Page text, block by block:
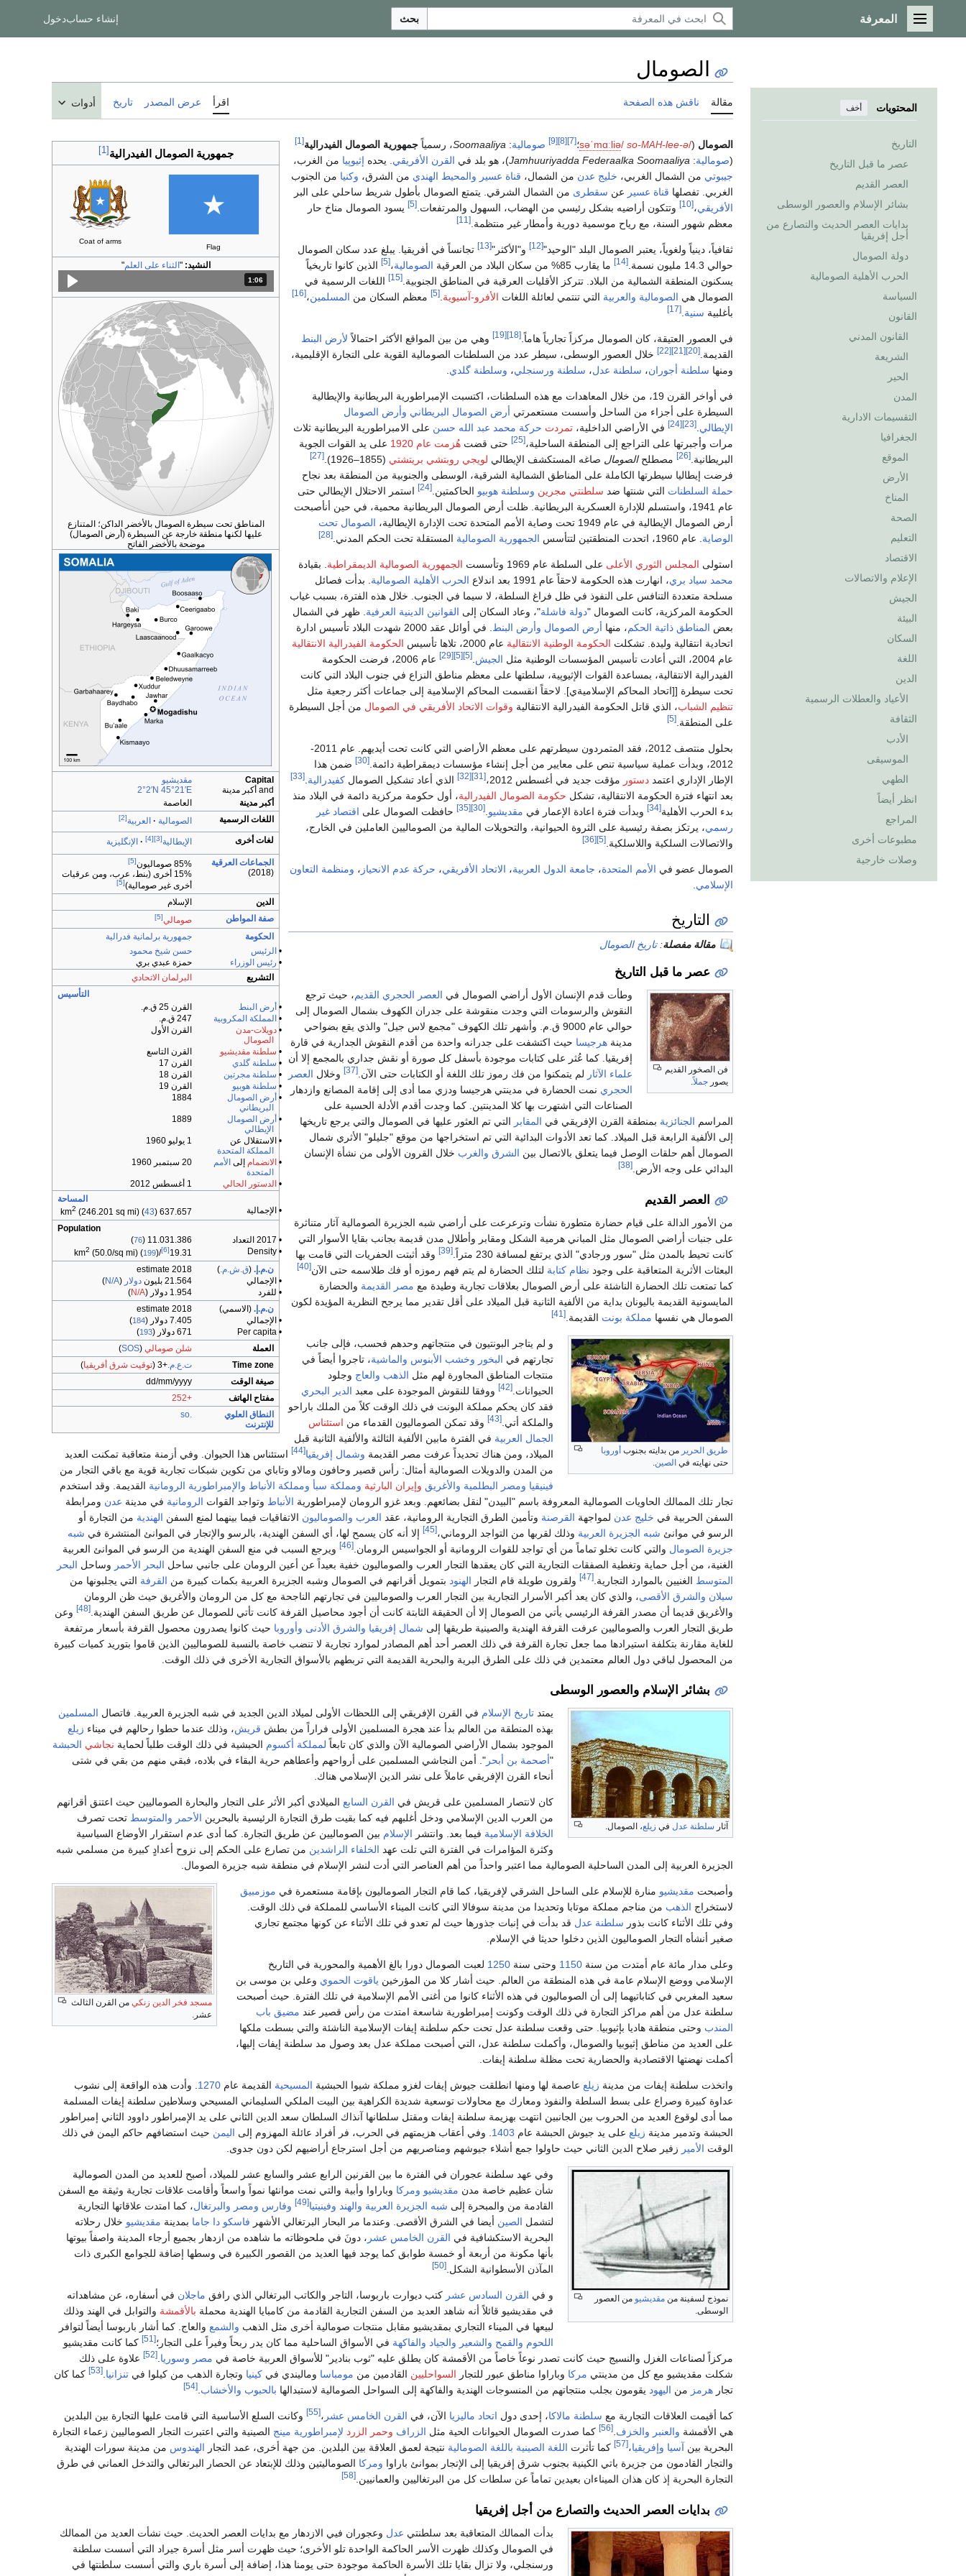
القائمة الرئيسية
المعرفة بحث إنشاء حسابدخول
المحتويات أخف
التاريخ
عصر ما قبل التاريخ
العصر القديم
بشائر الإسلام والعصور الوسطى
بدايات العصر الحديث والتصارع من
أجل إفريقيا
دولة الصومال
الحرب الأهلية الصومالية
السياسة
القانون
القانون المدني
الشريعة
الحير
المدن
التقسيمات الادارية
الجغرافيا
الموقع
الأرض
المناخ
الصحة
التعليم
الاقتصاد
الإعلام والاتصالات
الجيش
البيئة
السكان
اللغة
الدين
الأعياد والعطلات الرسمية
الثقافة
الأدب
الموسيقى
الطهي
انظر أيضاً
المراجع
مطبوعات أخرى
وصلات خارجية
الصومال
مقالة ناقش هذه الصفحة اقرأ عرض المصدر تاريخ أدوات
جمهورية الصومال الفيدرالية [1]
Flag
Coat of arms
النشيد: " الثناء على العلم"
المدة: دقائق و 6 ثواني.
1:06
المناطق تحت سيطرة الصومال بالأخضر الداكن؛ المتنازع
عليها لكنها منطقة خارجة عن السيطرة (أرض الصومال)
موضحة بالأخضر الفاتح
Capital
and أكبر مدينة
مقديشيو
2°2′N 45°21′E
أكبر مدينة
العاصمة
اللغات الرسمية
الصومالية العربية[2]
لغات أخرى الإيطالية[3]
[4] الإنگليزية
الجماعات العرقية
(2018)
85% صوماليون [5]
15% أخرى (بنط، عرب، ومن عرقيات
أخرى غير صومالية)[5]
الدين
الإسلام
صفة المواطن
صومالي[5]
الحكومة جمهورية برلمانية فدرالية
• الرئيس
حسن شيخ محمود
• رئيس الوزراء
حمزة عبدي بري
التشريع
البرلمان الاتحادي
التأسيس
• أرض البنط
القرن 25 ق.م.
• المملكة المكروبية
247 ق.م.
•دويلات-مدن
الصومال
القرن الأول
• سلطنة مقديشيو
القرن التاسع
• سلطنة گلدي
القرن 17
• سلطنة مجرتين
القرن 18
• سلطنة هوبيو
القرن 19
• أرض الصومال
البريطاني
1884
• أرض الصومال
الإيطالي
1889
• الاستقلال عن
المملكة المتحدة
1 يوليو 1960
• الانضمام إلى الأمم
المتحدة
20 سبتمبر 1960
• الدستور الحالي
1 أغسطس 2012
المساحة
• الإجمالية
637.657 km
2 (246.201 sq mi) (43)
Population
• 2017 التعداد
11.031.386 (
76
)
• Density
19.31
[6]
/km
2 (50.0/sq mi) (199)
ن.م.إ. (ق.ش.م.)
2018 estimate
• الإجمالي
21.564 بليون دولار (
N/A
)
• للفرد
1.954 دولار ( N/A
)
ن.م.إ. (الاسمي)
2018 estimate
• الإجمالي
7.405 دولار ( 184
)
• Per capita
671 دولار ( 193
)
العملة
شلن صومالي (
SOS
)
Time zone
ت.ع.م.+3
(توقيت شرق أفريقيا)
صيغة الوقت
dd/mm/yyyy
مفتاح الهاتف
+252
النطاق العلوي
للإنترنت
.so
الصومال (
/
səˈmɑːliə/ so-MAH-lee-ə ؛[7]
[8]
[9] صومالية:
Soomaaliya، رسمياً جمهورية الصومال الفيدرالية[1]
(صومالية:
Jamhuuriyadda Federaalka Soomaaliya)، هو بلد في القرن الأفريقي . يحده إثيوپيا من الغرب،
جيبوتي من الشمال الغربي، خليج عدن من الشمال، قناة عسير والمحيط الهندي من الشرق، وكنيا من الجنوب
الغربي. تفصلها قناة عسير عن سقطرى من الشمال الشرقي. يتمتع الصومال بأطول شريط ساحلي على البر
الأفريقي،[10] وتتكون أراضيه بشكل رئيسي من الهضاب، السهول والمرتفعات. [5]
يسود الصومال مناخ حار
معظم شهور السنة، مع رياح موسمية دورية وأمطار غير منتظمة. [11]
ثقافياً، دينياً ولغوياً، يعتبر الصومال البلد "الوحيد"[12] و"الأكثر"[13]
تجانساً في أفريقيا. يبلغ عدد سكان الصومال
حوالي 14.3 مليون نسمة.
[14] ما يقارب 85% من سكان البلاد من العرقية الصومالية،[5]
الذين كانوا تاريخياً
يسكنون المنطقة الشمالية من البلاد. تتركز الأقليات العرقية في المناطق الجنوبية. [15]
اللغات الرسمية في
الصومال هي الصومالية والعربية التي تنتمي لعائلة اللغات الأفرو-آسيوية [5] معظم السكان من المسلمين،[16]
بأغلبية سنية [17]
في العصور العتيقة، كان الصومال مركزاً تجارياً هاماً. [18]
[19] وهي من بين المواقع الأكثر احتمالاً لأرض البنط
القديمة. [20]
[21]
[22]
خلال العصور الوسطى، سيطر عدد من السلطنات الصومالية القوية على التجارة الإقليمية،
ومنها سلطنة أجوران، سلطنة عدل، سلطنة ورسنجلي، وسلطنة گلدي
في أواخر القرن 19، من خلال المعاهدات مع هذه السلطنات، اكتسبت الإمبراطورية البريطانية والإيطالية
السيطرة على أجزاء من الساحل وأسست مستعمرتي أرض الصومال البريطاني وأرض الصومال
الإيطالي [23]
[24] في الأراضي الداخلية، تمردت حركة محمد عبد الله حسن على الامبراطورية البريطانية ثلاث
مرات وأجبرتها على التراجع إلى المنطقة الساحلية،[25] حتى قضت هُزمت عام 1920
على يد القوات الجوية
البريطانية. [26] مصطلحالصومال صاغه المستكشف الإيطالي لويجي روبتشي بريتشتي (1855–1926).
[27]
فرضت إيطاليا سيطرتها الكاملة على المناطق الشمالية الشرقية، الوسطى والجنوبية من المنطقة بعد نجاح
حملة السلطنات التي شنتها ضد سلطنتي مجرين وسلطنة هوبيو الحاكمتين. [24]
استمر الاحتلال الإيطالي حتى
عام 1941، واستسلم للإدارة العسكرية البريطانية. ظلت أرض الصومال البريطانية محمية، في حين أنأصبحت
أرض الصومال الإيطالية في عام 1949 تحت وصاية الأمم المتحدة تحت الإدارة الإيطالية،
الصومال تحت
الوصاية . عام 1960، اتحدت المنطقتين لتتأسس الجمهورية الصومالية المستقلة تحت الحكم المدني. [28]
استولى المجلس الثوري الأعلى على السلطة عام 1969 وتأسست الجمهورية الصومالية الديمقراطية . بقيادة
محمد سياد بري، انهارت هذه الحكومة لاحقاً عام 1991 بعد اندلاع الحرب الأهلية الصومالية . بدأت فصائل
مسلحة متعددة التنافس على النفوذ في ظل فراغ السلطة، لا سيما في الجنوب. خلال هذه الفترة، بسبب غياب
الحكومة المركزية، كانت الصومال "دولة فاشلة"، وعاد السكان إلى القوانين الدينية العرفية . ظهر في الشمال
بعض المناطق ذاتية الحكم، منها أرض الصومال وأرض البنط
. في أوائل عقد 2000 شهدت البلاد تأسيس ادارة
اتحادية انتقالية وليدة. تشكلت الحكومة الوطنية الانتقالية عام 2000، تلاها تأسيس
الحكومة الفيدرالية الانتقالية
عام 2004، التي أعادت تأسيس المؤسسات الوطنية مثل
الجيش [5]
[5]
[29]
عام 2006، فرضت الحكومة
الفيدرالية الانتقالية، بمساعدة القوات الإثيوپية، سلطتها على معظم مناطق النزاع في جنوب البلاد التي كانت
تحت سيطرة [[اتحاد المحاكم الإسلاميةي]. لاحقاً انقسمت المحاكم الإسلامية إلى جماعات أكثر رجعية مثل
تنظيم الشباب، الذي قاتل الحكومة الفيدرالية الانتقالية وقوات الاتحاد الأفريقي في الصومال من أجل السيطرة
على المنطقة. [5]
بحلول منتصف 2012، فقد المتمردون سيطرتهم على معظم الأراضي التي كانت تحت أيديهم. عام 2011-
2012، وبدأت عملية سياسية تنص على معايير من أجل إنشاء مؤسسات ديمقراطية دائمة.
[30]
ضمن هذا
الإطار الإداري اعتمد دستور مؤقت جديد في أغسطس 2012، [31]
[32] الذي أعاد تشكيل الصومال كفيدرالية [33]
بعد انتهاء فترة الحكومة الانتقالية، تشكل حكومة الصومال الفيدرالية، أول حكومة مركزية دائمة في البلاد منذ
بدء الحرب الأهلية[34] وبدأت فترة اعادة الإعمار في مقديشيو [30]
[35] حافظت الصومال على اقتصاد غير
رسمي، يرتكز بصفة رئيسية على الثروة الحيوانية، والتحويلات المالية من الصوماليين العاملين في الخارج،
والاتصالات السلكية واللاسلكية. [5]
[36]
الصومال عضو في الأمم المتحدة، جامعة الدول العربية، الاتحاد الأفريقي، حركة عدم الانحياز ، ومنظمة التعاون
الإسلامي
التاريخ
مقالة مفصلة:تاريخ الصومال
عصر ما قبل التاريخ
فن الصخور القديم
يصور جملاً.
وطأت قدم الإنسان الأول أراضي الصومال في العصر الحجري القديم، حيث ترجع
النقوش والرسومات التي وجدت منقوشة على جدران الكهوف بشمال الصومال إلى
حوالي عام 9000 ق.م. وأشهر تلك الكهوف "مجمع لاس جيل" والذي يقع بضواحي
مدينة هرجيسا حيث اكتشفت على جدرانه واحدة من أقدم النقوش الجدارية في قارة
إفريقيا. كما عُثر على كتابات موجودة بأسفل كل صورة أو نقش جداري بالمجمع إلا أن
علماء الآثار لم يتمكنوا من فك رموز تلك اللغة أو الكتابات حتى الآن. [37] وخلال العصر
الحجري نمت الحضارة في مدينتي هرجيسا ودزي مما أدى إلى إقامة المصانع وازدهار
الصناعات التي اشتهرت بها كلا المدينتين. كما وجدت أقدم الأدلة الحسية على
المراسم الجنائزية بمنطقة القرن الإفريقي في المقابر التي تم العثور عليها في الصومال والتي يرجع تاريخها
إلى الألفية الرابعة قبل الميلاد. كما تعد الأدوات البدائية التي تم استخراجها من موقع "جليلو" الأثري شمال
الصومال أهم حلقات الوصل فيما يتعلق بالاتصال بين الشرق والغرب خلال القرون الأولى من نشأة الإنسان
البدائي على وجه الأرض. [38]
العصر القديم
من الأمور الدالة على قيام حضارة متطورة نشأت وترعرعت على أراضي شبه الجزيرة الصومالية آثار متناثرة
على جنبات أراضي الصومال مثل المباني هرمية الشكل ومقابر وأطلال مدن قديمة بجانب بقايا الأسوار التي
كانت تحيط بالمدن مثل "سور ورجادي" الذي يرتفع لمسافة 230 متراً.
[39]
وقد أثبتت الحفريات التي قامت بها
البعثات الأثرية المتعاقبة على وجود نظام كتابة لتلك الحضارة لم يتم فهم رموزه أو فك طلاسمه حتى الآن[40]
كما تمتعت تلك الحضارة الناشئة على أرض الصومال بعلاقات تجارية وطيدة مع مصر القديمة والحضارة
المايسونية القديمة باليونان بداية من الألفية الثانية قبل الميلاد على أقل تقدير مما يرجح النظرية المؤيدة لكون
الصومال هي نفسها مملكة بونت القديمة. [41]
طريق الحرير من بدايته بجنوب أوروبا
حتى نهايته في الصين
و لم يتاجر البونتيون في منتجاتهم وحدهم فحسب، فإلى جانب
تجارتهم في البخور وخشب الأبنوس والماشية، تاجروا أيضاً في
منتجات المناطق المجاورة لهم مثل الذهب والعاج وجلود
الحيوانات. [42] ووفقا للنقوش الموجودة على معبد الدير البحري
فقد كان يحكم مملكة البونت في ذلك الوقت كلاً من الملك باراحو
والملكة أتي. [43] وقد تمكن الصوماليون القدماء من استئناس
الجمال العربية في الفترة مابين الألفية الثالثة والألفية الثانية قبل
الميلاد، ومن هناك تحديداً عرفت مصر القديمة وشمال إفريقيا[44]
استئناس هذا الحيوان. وفي أزمنة متعاقبة تمكنت العديد
من المدن والدويلات الصومالية أمثال: رأس قصير وحافون ومالاو وتاباي من تكوين شبكات تجارية قوية مع باقي التجار من
فينيقيا ومصر البطلمية والأغريق وإيران البارثية ومملكة سبأ ومملكة الأنباط والإمبراطورية الرومانية القديمة. وقد استخدم
تجار تلك الممالك الحاويات الصومالية المعروفة باسم "البيدن" لنقل بضائعهم. وبعد غزو الرومان لإمبراطورية الأنباط وتواجد القوات الرومانية في مدينة عدن ومرابطة
السفن الحربية في خليج عدن لمواجهة القرصنة وتأمين الطرق التجارية الرومانية، عقد العرب والصوماليون الاتفاقيات فيما بينهما لمنع السفن الهندية من التجارة أو
الرسو في موانئ شبه الجزيرة العربية وذلك لقربها من التواجد الروماني،[45] إلا أنه كان يسمح لها، أي السفن الهندية، بالرسو والإتجار في الموانئ المنتشرة في شبه
جزيرة الصومال والتي كانت تخلو تماماً من أي تواجد للقوات الرومانية أو الجواسيس الرومان. [46]
ويرجع السبب في منع السفن الهندية من الرسو في الموانئ العربية
الغنية، من أجل حماية وتغطية الصفقات التجارية التي كان يعقدها التجار العرب والصوماليون خفية بعيداً عن أعين الرومان على جانبي ساحل البحر الأحمر وساحل البحر
المتوسط الغنيين بالموارد التجارية. [47] ولقرون طويلة قام التجار الهنود بتمويل أقرانهم في الصومال وشبه الجزيرة العربية بكمات كبيرة من القرفة التي يجلبونها من
سيلان والشرق الأقصى، والذي كان يعد أكبر الأسرار التجارية بين التجار العرب والصوماليين في تجارتهم الناجحة مع كل من الرومان والأغريق حيث ظن الرومان
والأغريق قديما أن مصدر القرفة الرئيسي يأتي من الصومال إلا أن الحقيقة الثابتة كانت أن أجود محاصيل القرفة كانت تأتي للصومال عن طريق السفن الهندية. [48]
وعن
طريق التجار العرب والصوماليين عرفت القرفة الهندية والصينية طريقها إلى شمال إفريقيا والشرق الأدنى وأوروبا حيث كانوا يصدرون محصول القرفة بأسعار مرتفعة
للغاية مقارنة بتكلفة استيرادها مما جعل تجارة القرفة في ذلك العصر أحد أهم المصادر لموارد تجارية لا تنضب خاصة بالنسبة للصوماليين الذين قاموا بتوريد كميات كبيرة
من المحصول لباقي دول العالم معتمدين في ذلك على الطرق البرية والبحرية القديمة التي تربطهم بالأسواق التجارية الأخرى في ذلك الوقت.
بشائر الإسلام والعصور الوسطى
آثار سلطنة عدل في زيلع، الصومال.
يمتد تاريخ الإسلام في القرن الإفريقي إلى اللحظات الأولى لميلاد الدين الجديد في شبه الجزيرة العربية. فاتصال المسلمين
بهذه المنطقة من العالم بدأ عند هجرة المسلمين الأولى فراراً من بطش قريش، وذلك عندما حطوا رحالهم في ميناء زيلع
الموجود بشمال الأراضي الصومالية الآن والذي كان تابعاً لمملكة أكسوم الحبشية في ذلك الوقت طلباً لحماية نجاشي الحبشة
"أصحمة بن أبحر ". أمن النجاشي المسلمين على أرواحهم وأعطاهم حرية البقاء في بلاده، فبقي منهم من بقي في شتى
أنحاء القرن الإفريقي عاملاً على نشر الدين الإسلامي هناك.
كان لانتصار المسلمين على قريش في القرن السابع الميلادي أكبر الأثر على التجار والبحارة الصوماليين حيث اعتنق أقرانهم
من العرب الدين الإسلامي ودخل أغلبهم فيه كما بقيت طرق التجارة الرئيسية بالبحرين الأحمر والمتوسط تحت تصرف
الخلافة الإسلامية فيما بعد. وانتشر الإسلام بين الصوماليين عن طريق التجارة. كما أدى عدم استقرار الأوضاع السياسية
وكثرة المؤامرات في الفترة التي تلت عهد الخلفاء الراشدين من تصارع على الحكم إلى نزوح أعدادٍ كبيرة من مسلمي شبه
الجزيرة العربية إلى المدن الساحلية الصومالية مما اعتبر واحداً من أهم العناصر التي أدت لنشر الإسلام في منطقة شبه جزيرة الصومال.
مسجد فخر الدين زنكي من القرن الثالث
عشر.
وأصبحت مقديشيو منارة للإسلام على الساحل الشرقي لإفريقيا، كما قام التجار الصوماليون بإقامة مستعمرة في موزمبيق
لاستخراج الذهب من مناجم مملكة موتابا وتحديدا من مدينة سوفالا التي كانت الميناء الأساسي للمملكة في ذلك الوقت.
وفي تلك الأثناء كانت بذور سلطنة عدل قد بدأت في إنبات جذورها حيث لم تعدو في تلك الأثناء عن كونها مجتمع تجاري
صغير أنشأه التجار الصوماليون الذين دخلوا حديثا في الإسلام.
وعلى مدار مائة عام أمتدت من سنة 1150 وحتى سنة 1250 لعبت الصومال دورا بالغ الأهمية والمحورية في التاريخ
الإسلامي ووضع الإسلام عامة في هذه المنطقة من العالم. حيث أشار كلا من المؤرخين ياقوت الحموي وعلي بن موسى بن
سعيد المغربي في كتاباتيهما إلى أن الصوماليون في هذه الأثناء كانوا من أغنى الأمم الإسلامية في تلك الفترة. حيث أصبحت
سلطنة عدل من أهم مراكز التجارة في ذلك الوقت وكونت إمبراطورية شاسعة امتدت من رأس قصير عند مضيق باب
المندب وحتى منطقة هاديا بإثيوبيا. حتى وقعت سلطنة عدل تحت حكم سلطنة إيفات الإسلامية الناشئة والتي بسطت ملكها
على العديد من مناطق إثيوبيا والصومال، وأكملت سلطنة عدل، التي أصبحت مملكة عدل بعد وصول مد سلطنة إيفات إليها،
أكملت نهضتها الاقتصادية والحضارية تحت مظلة سلطنة إيفات.
واتخذت سلطنة إيفات من مدينة زيلع عاصمة لها ومنها انطلقت جيوش إيفات لغزو مملكة شيوا الحبشية المسيحية القديمة عام 1270 . وأدت هذه الواقعة إلى نشوب
عداوة كبيرة وصراع على بسط السلطة والنفوذ ومعارك مع محاولات توسعية شديدة الكراهية بين البيت الملكي السليماني المسيحي وسلاطين سلطنة إيفات المسلمة
مما أدى لوقوع العديد من الحروب بين الجانبين انتهت بهزيمة سلطنة إيفات ومقتل سلطانها آنذاك السلطان سعد الدين الثاني على يد الإمبراطور داوود الثاني إمبراطور
الحبشة وتدمير مدينة زيلع على يد جيوش الحبشة عام 1403 . وفي أعقاب هزيمتهم في الحرب، فر أفراد عائلة المهزوم إلى اليمن حيث استضافهم حاكم اليمن في ذلك
الوقت الأمير زفير صلاح الدين الثاني حيث حاولوا جمع أشلاء جيوشهم ومناصريهم من أجل استرجاع أراضيهم لكن دون جدوى.
نموذج لسفينة من مقديشيو من العصور
الوسطى.
وفي عهد سلطنة عجوران في الفترة ما بين القرنين الرابع عشر والسابع عشر للميلاد، أصبح للعديد من المدن الصومالية
شأن عظيم خاصة مدن مقديشيو ومركا وباراوا وأبية والتي نمت موانئها نمواً واسعاً وأقامت علاقات تجارية وثيقة مع السفن
القادمة من والمبحرة إلى شبه الجزيرة العربية والهند وفينيتيا[49] وفارس ومصر والبرتغال، كما امتدت علاقاتها التجارية
لتشمل الصين أيضا في الشرق الأقصى. وعندما مر البحار البرتغالي الأشهر فاسكو دا جاما بمدينة مقديشيو خلال رحلاته
البحرية الاستكشافية في القرن الخامس عشر ، دونَ في ملحوظاته ما شاهده من ازدهار بجميع أرجاء المدينة واصفاً بيوتها
بأنها مكونة من أربعة أو خمسة طوابق كما يوجد فيها العديد من القصور الكبيرة في وسطها إضافة للجوامع الكبرى ذات
المآذن الأسطوانية الشكل. [50]
و في القرن السادس عشر كتب ديوارت باربوسا، التاجر والكاتب البرتغالي الذي رافق ماجلان في أسفاره، عن مشاهداته
في مقديشيو قائلاً أنه شاهد العديد من السفن التجارية القادمة من كامبايا الهندية محملة بالأقمشة والتوابل في الهند وذلك
لبيعها في الميناء التجاري بمقديشيو مقابل منتجات صومالية أخرى مثل الذهب والشمع والعاج. كما أشار باربوسا أيضاً لتوافر
اللحوم والقمح والشعير والجياد والفاكهة في الأسواق الساحلية مما كان يدر ربحاً وفيراً على التجار؛[51]
كما كانت مقديشيو
مركزاً لصناعات الغزل والنسيج حيث كانت تصدر نوعاً خاصاً من الأقمشة كان يطلق عليه "ثوب بنادير" للأسواق العربية خاصة في مصر وسوريا [52]
علاوة على ذلك
شكلت مقديشيو مع كل من مدينتي مركا وباراوا مناطق عبور للتجار السواحليين القادمين من مومباسا وماليندي في كينيا وتجارة الذهب من كيلوا في تنزانيا [53]
كما كان
تجار هرمز من اليهود يقومون بجلب منتجاتهم من المنسوجات الهندية والفاكهة إلى السواحل الصومالية لاستبدالها بالحبوب والأخشاب [54]
كما أقيمت العلاقات التجارية مع سلطنة مالاكا، إحدى دول اتحاد ماليزيا الآن، في القرن الخامس عشر ،[55]
وكانت السلع الأساسية التي قامت عليها التجارة بين البلدين
هي الأقمشة والعنبر والخزف [56] كما صدرت الصومال الحيوانات الحية مثل الزراف وحمر الزرد لإمبراطورية مينج الصينية والتي اعتبرت التجار الصوماليين زعماء التجارة
البحرية بين آسيا وإفريقيا،[57] كما تأثرت اللغة الصينية باللغة الصومالية نتيجة لعمق العلاقة بين البلدين. من جهة أخرى، عمد التجار الهندوس من مدينة سورات الهندية
والتجار القادمون من جزيرة باتي الكينية بجنوب شرق إفريقيا إلى الإتجار بموانئ باراوا ومركا الصوماليتين وذلك للإبتعاد عن الحصار البرتغالي والتدخل العماني في طرق
التجارة البحرية إذ كان هذان الميناءان بعيدين تماماً عن سلطات كل من البرتغاليين والعمانيين. [58]
بدايات العصر الحديث والتصارع من أجل إفريقيا
بدأت الممالك المتعاقبة بعد سلطنتي عدل وعجوران فيي الازدهار مع بدايات العصر الحديث. حيث نشأت العديد من الممالك
في الصومال وكذلك ظهرت الأسر الحاكمة الواحدة تلو الأخرى؛ حيث ظهرت أسر مثل أسرة جيراد التي أسست سلطنة
ورسنجلي، ولا تزال بقايا تلك الأسرة الحاكمة موجودة حتى يومنا هذا، إضافة إلى أسرة باري والتي أسست سلطنتها في